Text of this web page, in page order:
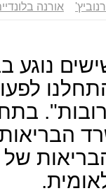
אורנה
נוגע